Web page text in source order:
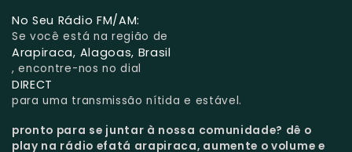
No Seu Rádio FM/AM:
Se você está na região de
Arapiraca, Alagoas, Brasil
, encontre-nos no dial
DIRECT
para uma transmissão nítida e estável.
pronto para se juntar à nossa comunidade? dê o
play na rádio efatá arapiraca, aumente o volume e